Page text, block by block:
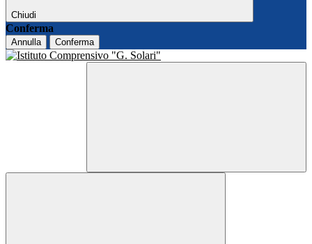
Chiudi
Conferma
Annulla Conferma